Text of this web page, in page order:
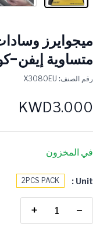
ميجوايرز
متساوية إيفن-
رقم الصنف:
KWD3.000
في المخزون
Unit :
2PCS PACK
−
+